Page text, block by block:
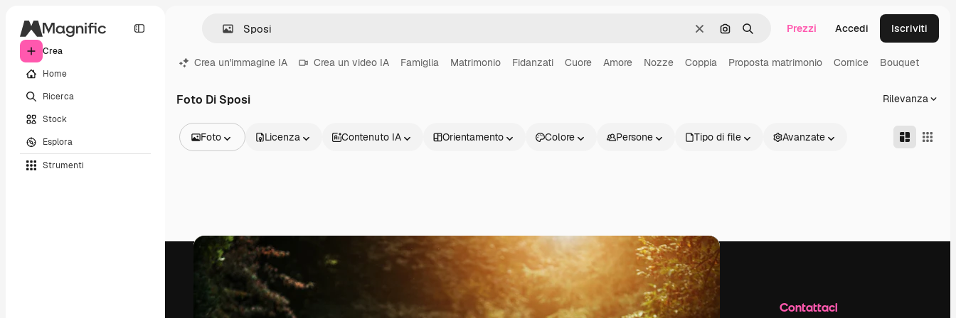
Crea
Home
Ricerca
Stock
Esplora
Strumenti
CancellaCerca per immagine
Ricerca Prezzi Accedi Iscriviti
Crea un'immagine IA Crea un video IA Famiglia Matrimonio Fidanzati Cuore Amore Nozze Coppia Proposta matrimonio Cornice Bouquet
Foto Di Sposi Rilevanza
Foto
Video
Clip video
Motion graphic
Modelli di video
Modelli 3D
Licenza Contenuto IA Orientamento Colore Persone Tipo di file Avanzate
Prodotti Inizia Azienda Contattaci